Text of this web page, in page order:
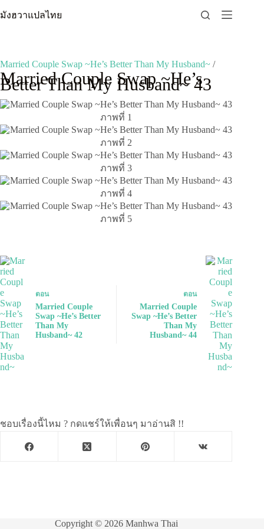
to
มังฮวาแปลไทย
Married Couple Swap ~He’s Better Than My Husband~ /
Married Couple Swap ~He’s
Better Than My Husband~ 43
ตอน
Married Couple
Swap ~He’s Better
Than My
Husband~ 42
ตอน
Married Couple
Swap ~He’s Better
Than My
Husband~ 44
ชอบเรื่องนี้ไหม ? กดแชร์ให้เพื่อนๆ มาอ่านสิ !!
Copyright © 2026 Manhwa Thai